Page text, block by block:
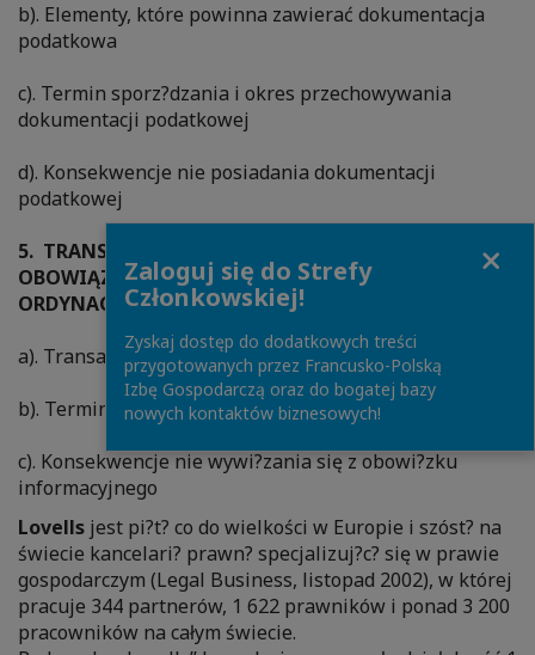
b). Elementy, które powinna zawierać dokumentacja
podatkowa
c). Termin sporz?dzania i okres przechowywania
dokumentacji podatkowej
d). Konsekwencje nie posiadania dokumentacji
podatkowej
5. TRANSAKCJE ZAWARTE Z NIEREZYDENTAMI -
OBOWIĄZKI INFORMACYJNE WYNIKAJĄCE Z
ORDYNACJI PODATKOWEJ
a). Transakcje podlegaj?ce zgłoszeniu
b). Terminy dokonania zgłoszenia
c). Konsekwencje nie wywi?zania się z obowi?zku
informacyjnego
Lovells jest pi?t? co do wielkości w Europie i szóst? na
świecie kancelari? prawn? specjalizuj?c? się w prawie
gospodarczym (Legal Business, listopad 2002), w której
pracuje 344 partnerów, 1 622 prawników i ponad 3 200
pracowników na całym świecie.
Zaloguj się do Strefy
Członkowskiej!
Zyskaj dostęp do dodatkowych treści
przygotowanych przez Francusko-Polską
Izbę Gospodarczą oraz do bogatej bazy
nowych kontaktów biznesowych!